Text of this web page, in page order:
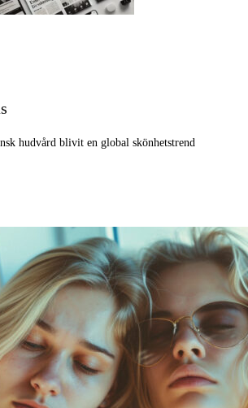
hudvård blivit en global skönhetstrend